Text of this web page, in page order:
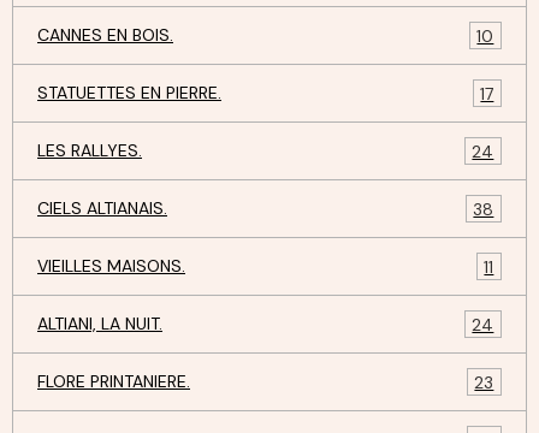
CANNES EN BOIS. 10
STATUETTES EN PIERRE. 17
LES RALLYES. 24
CIELS ALTIANAIS. 38
VIEILLES MAISONS. 11
ALTIANI, LA NUIT. 24
FLORE PRINTANIERE. 23